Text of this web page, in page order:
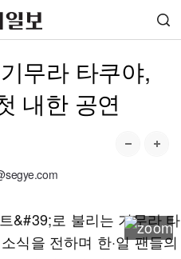
무라 타쿠야,
내한 공연